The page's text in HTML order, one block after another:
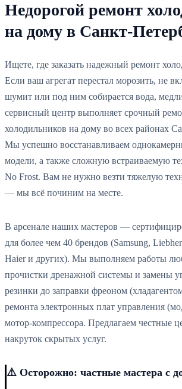
Недорогой ремонт
на дому в Санкт-
Ищете, где заказать надежный ремонт
Если ваш агрегат перестал морозить, не
шумит или под ним собирается вода,
сервисный центр выполняет срочный
холодильников на дому во всех районах
Мы успешно восстанавливаем
модели, а также сложную встраиваемую
No Frost. Вам не нужно везти тяжелую
— мы всё починим на месте.
В арсенале наших мастеров —
для более чем 40 брендов (Samsung,
Haier и других). Мы выполняем работы
прочистки дренажной системы и замены
резинки до заправки фреоном
ремонта электронных плат управления
мотор-компрессора. Предлагаем честные
накруток скрытых услуг.
⚠️ Осторожно: частные мастера с